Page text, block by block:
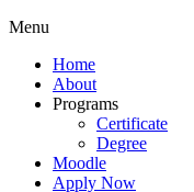
Menu
Home
About
Programs
Certificate
Degree
Moodle
Apply Now